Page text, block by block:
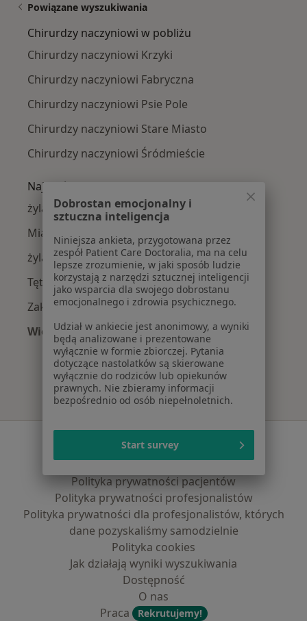
Powiązane wyszukiwania
Chirurdzy naczyniowi w pobliżu
Chirurdzy naczyniowi Krzyki
Chirurdzy naczyniowi Fabryczna
Chirurdzy naczyniowi Psie Pole
Chirurdzy naczyniowi Stare Miasto
Chirurdzy naczyniowi Śródmieście
Najczęście leczone choroby
żylaki kończyn dolnych w Wrocławiu
Miażdżyca w Wrocławiu
żylaki w Wrocławiu
Tętniaki w Wrocławiu
Zakrzepica żylna w Wrocławiu
Więcej (15)
Więcej w kategorii: Najczęście leczone
Serwis
Regulamin
Polityka prywatności pacjentów
Polityka prywatności profesjonalistów
Polityka prywatności dla profesjonalistów, których
dane pozyskaliśmy samodzielnie
Polityka cookies
Jak działają wyniki wyszukiwania
Dostępność
O nas
Praca
Rekrutujemy!
Dobrostan emocjonalny i
sztuczna inteligencja
Niniejsza ankieta, przygotowana przez
zespół Patient Care Doctoralia, ma na celu
lepsze zrozumienie, w jaki sposób ludzie
korzystają z narzędzi sztucznej inteligencji
jako wsparcia dla swojego dobrostanu
emocjonalnego i zdrowia psychicznego.
Udział w ankiecie jest anonimowy, a wyniki
będą analizowane i prezentowane
wyłącznie w formie zbiorczej. Pytania
dotyczące nastolatków są skierowane
wyłącznie do rodziców lub opiekunów
prawnych. Nie zbieramy informacji
bezpośrednio od osób niepełnoletnich.
Start survey